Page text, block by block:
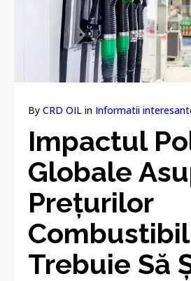
By CRD OIL in Informatii
Impactul
Globale
Prețurilor
Trebuie Să